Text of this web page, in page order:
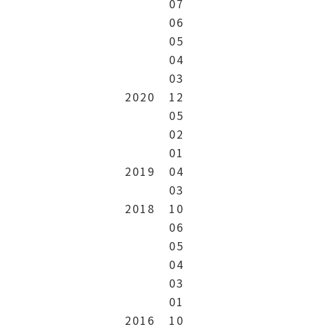
07
06
05
04
03
2020
12
05
02
01
2019
04
03
2018
10
06
05
04
03
01
2016
10